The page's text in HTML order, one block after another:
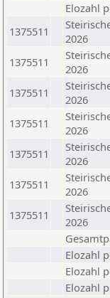
Elozahl
1375511
2026
1375511
2026
1375511
2026
1375511
2026
1375511
2026
1375511
2026
1375511
2026
Elozahl
Elozahl
Elozahl